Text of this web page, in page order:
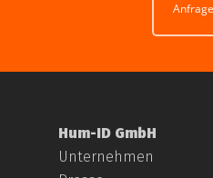
Hum-ID GmbH
Unternehmen